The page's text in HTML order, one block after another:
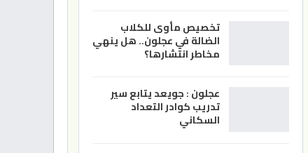
تخصيص مأوى للكلاب
الضالة في عجلون.. هل ينهي
مخاطر انتشارها؟
عجلون : جويعد يتابع سير
تدريب كوادر التعداد
السكاني